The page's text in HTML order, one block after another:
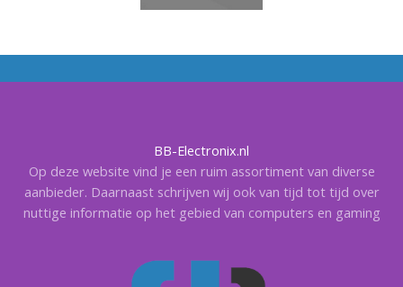
BB-Electronix.nl
Op deze website vind je een ruim assortiment van diverse
aanbieder. Daarnaast schrijven wij ook van tijd tot tijd over
nuttige informatie op het gebied van computers en gaming